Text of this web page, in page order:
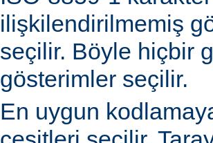
ilişkilendirilmemiş
seçilir. Böyle hiçbir
gösterimler seçilir.
En uygun